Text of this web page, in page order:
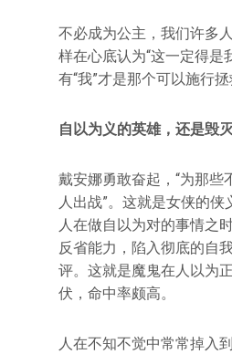
不必成为公主，我们许多
样在心底认为“这一定得是
有“我”才是那个可以施行拯
自以为义的英雄，还是毁
戴安娜勇敢奋起，“为那些
人出战”。这就是女侠的侠
人在做自以为对的事情之
反省能力，陷入彻底的自
评。这就是魔鬼在人以为
伏，命中率颇高。
人在不知不觉中常常掉入